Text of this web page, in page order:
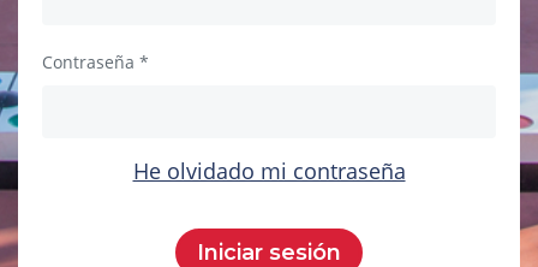
Contraseña
He olvidado mi contraseña
Iniciar sesión